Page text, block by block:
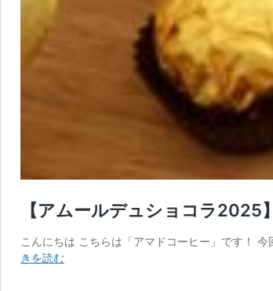
【アムールデュショコラ2025
こんにちは こちらは「アマドコーヒー」です！
きを読む【ア